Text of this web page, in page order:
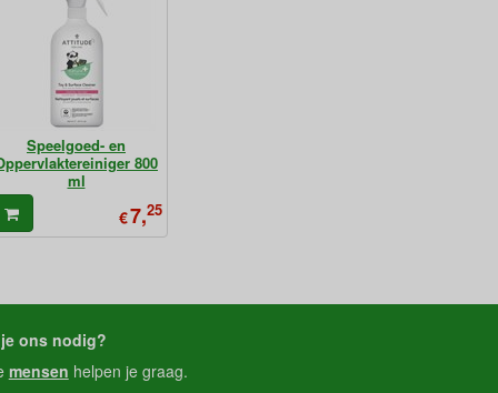
Speelgoed- en
800
ml
€7,25
ons nodig?
mensen helpen je graag.